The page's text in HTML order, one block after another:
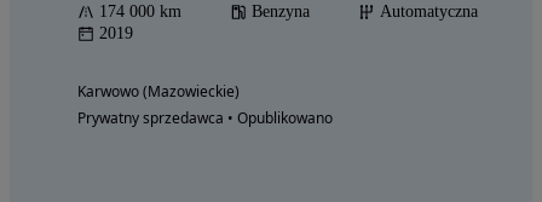
174 000 km Benzyna
Automatyczna
2019
Karwowo (Mazowieckie)
Prywatny sprzedawca • Opublikowano